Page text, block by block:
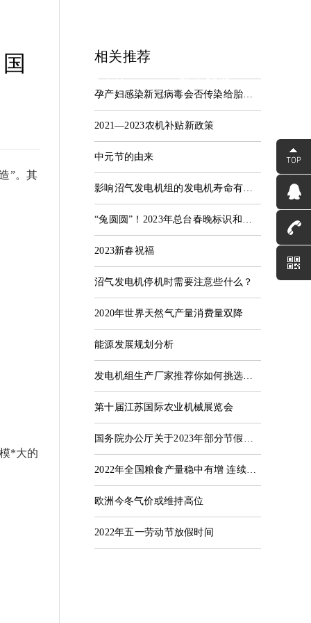
服务支持
服务中心
联系我们
联系河海
”。其
*大的
相关推荐
孕产妇感染新冠病毒会否传染给胎儿？几乎不会
2021—2023农机补贴新政策
中元节的由来
影响沼气发电机组的发电机寿命有哪些因素？
“兔圆圆”！2023年总台春晚标识和吉祥物官宣
2023新春祝福
沼气发电机停机时需要注意些什么？
2020年世界天然气产量消费量双降
能源发展规划分析
发电机组生产厂家推荐你如何挑选沼气发电机组？
第十届江苏国际农业机械展览会
国务院办公厅关于2023年部分节假日安排的通知
2022年全国粮食产量稳中有增 连续8年稳定在1.3万亿斤以上
欧洲今冬气价或维持高位
2022年五一劳动节放假时间